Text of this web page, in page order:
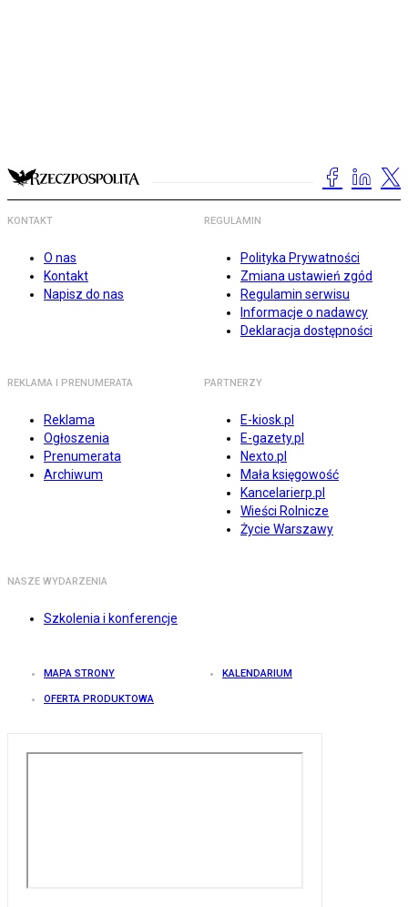
KONTAKT
O nas
Kontakt
Napisz do nas
REGULAMIN
Polityka Prywatności
Zmiana ustawień zgód
Regulamin serwisu
Informacje o nadawcy
Deklaracja dostępności
REKLAMA I PRENUMERATA
Reklama
Ogłoszenia
Prenumerata
Archiwum
PARTNERZY
E-kiosk.pl
E-gazety.pl
Nexto.pl
Mała księgowość
Kancelarierp.pl
Wieści Rolnicze
Życie Warszawy
NASZE WYDARZENIA
Szkolenia i konferencje
MAPA STRONY KALENDARIUM
OFERTA PRODUKTOWA